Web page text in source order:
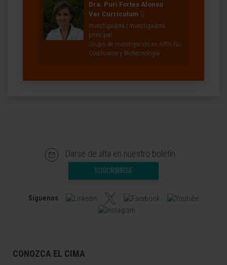
Dra. Puri Fortes Alonso
Ver Curriculum
Investigadora | Investigadora
principal
Grupo de investigación en ARN No
Codificante y Biotecnología
Darse de alta en nuestro boletín
SUSCRIBIRSE
Síguenos
CONOZCA EL CIMA